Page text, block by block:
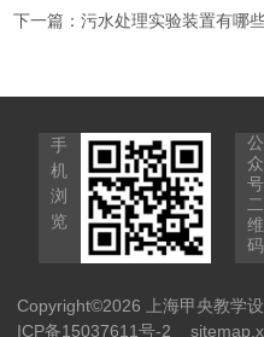
下一篇：污水处理实验装置有哪
手
机
浏
览
公
众
号
二
维
码
Copyright©2026 上海甲央教学
ICP备15037611号-2